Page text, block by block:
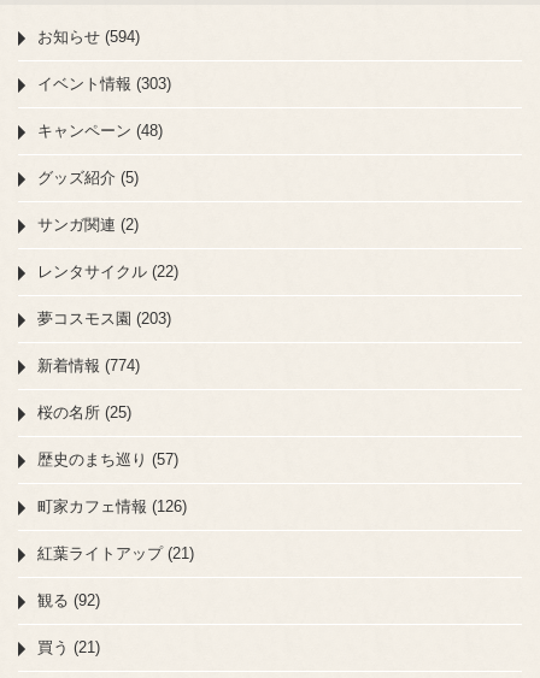
お知らせ (594)
イベント情報 (303)
キャンペーン (48)
グッズ紹介 (5)
サンガ関連 (2)
レンタサイクル (22)
夢コスモス園 (203)
新着情報 (774)
桜の名所 (25)
歴史のまち巡り (57)
町家カフェ情報 (126)
紅葉ライトアップ (21)
観る (92)
買う (21)